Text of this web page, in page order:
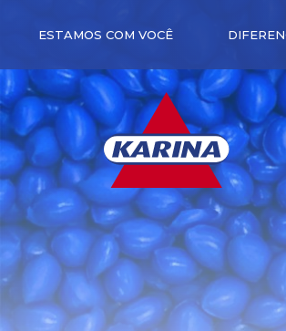
ESTAMOS COM VOCÊ